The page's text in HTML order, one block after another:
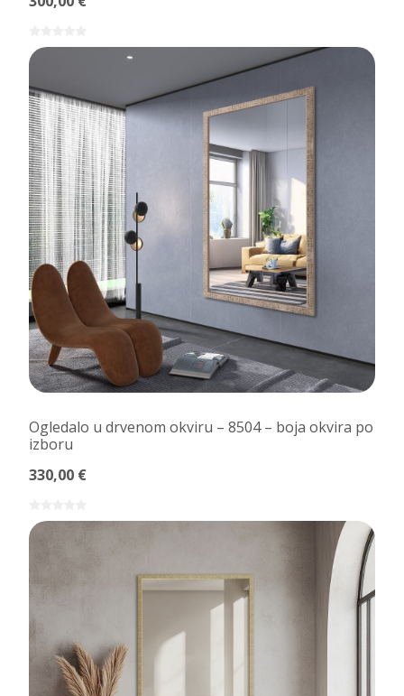
Ogledalo u drvenom okviru – 8504 – boja okvira po
izboru
330,00 €